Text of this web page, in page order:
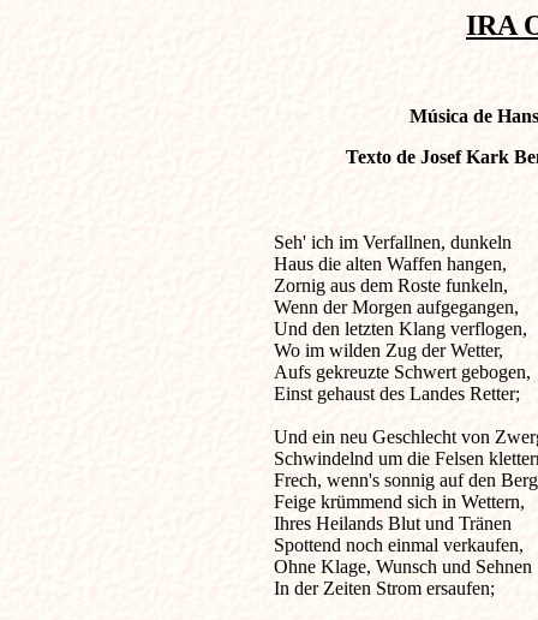
IRA
Música de
Texto de Josef Kark
Seh' ich im Verfallnen,
Haus die alten Waffen hangen,
Zornig aus dem Roste funkeln,
Wenn der Morgen aufgegangen,
Und den letzten Klang verflogen,
Wo im wilden Zug der Wetter,
Aufs gekreuzte Schwert gebogen,
Einst gehaust des Landes Retter;
Und ein neu Geschlecht von
Schwindelnd um die Felsen
Frech, wenn's sonnig auf den
Feige krümmend sich in Wettern,
Ihres Heilands Blut und Tränen
Spottend noch einmal verkaufen,
Ohne Klage, Wunsch und Sehnen
In der Zeiten Strom ersaufen;